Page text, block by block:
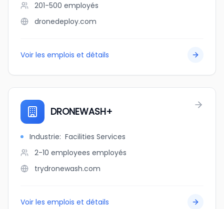
201-500 employés
dronedeploy.com
Voir les emplois et détails
DRONEWASH+
Industrie: Facilities Services
2-10 employees employés
trydronewash.com
Voir les emplois et détails